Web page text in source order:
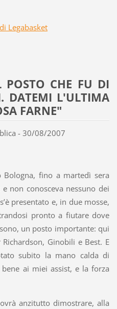
Legabasket
CHE FU DI
DATEMI L'ULTIMA
FARNE"
- 30/08/2007
fino a martedì sera
non conosceva nessuno dei
presentato e, in due mosse,
pronto a fiutare dove
un posto importante: qui
Ginobili e Best. E
subito la mano calda di
ai miei assist, e la forza
anzitutto dimostrare, alla